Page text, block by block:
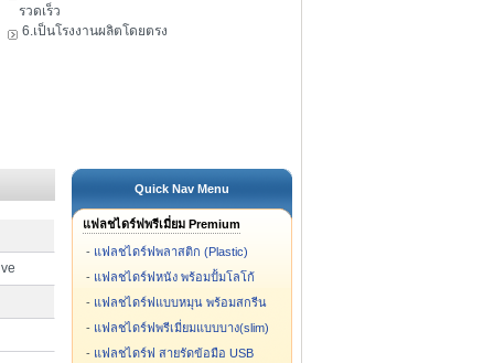
รวดเร็ว
6.เป็นโรงงานผลิตโดยตรง
Quick Nav Menu
แฟลชไดร์ฟพรีเมี่ยม Premium
- แฟลชไดร์ฟพลาสติก (Plastic)
- แฟลชไดร์ฟหนัง พร้อมปั้มโลโก้
- แฟลชไดร์ฟแบบหมุน พร้อมสกรีน
- แฟลชไดร์ฟพรีเมี่ยมแบบบาง(slim)
- แฟลชไดร์ฟ สายรัดข้อมือ USB